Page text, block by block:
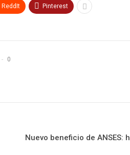
ReddIt Pinterest
0
Nuevo beneficio de ANSES: